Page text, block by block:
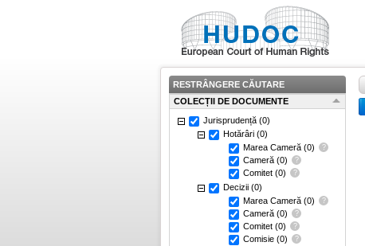
RESTRÂNGERE CĂUTARE
COLECȚII DE DOCUMENTE
Jurisprudență (0)
Hotărâri (0)
Marea Cameră (0)
Cameră (0)
Comitet (0)
Decizii (0)
Marea Cameră (0)
Cameră (0)
Comitet (0)
Comisie (0)